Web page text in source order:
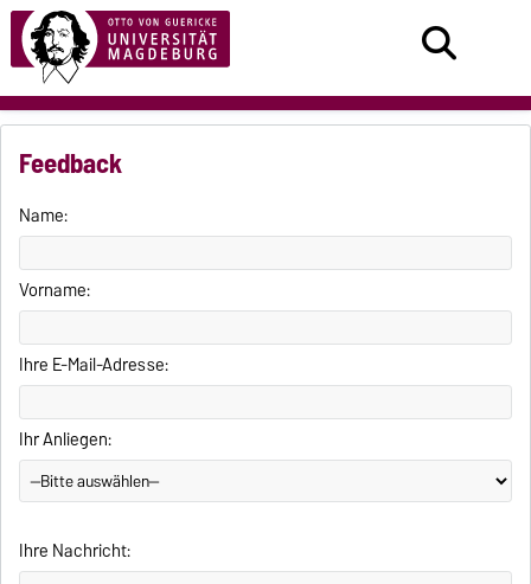
Feedback
Name:
Vorname:
Ihre E-Mail-Adresse:
Ihr Anliegen:
Ihre Nachricht: